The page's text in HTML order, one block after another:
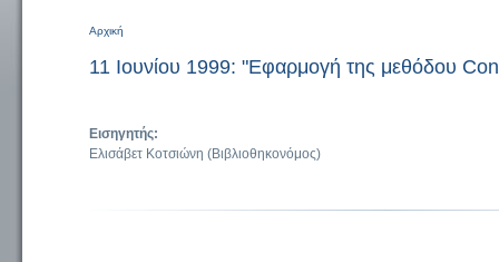
Αρχική
11 Ιουνίου 1999: "Εφαρμογή της μεθόδου
Εισηγητής:
Ελισάβετ Κοτσιώνη (Βιβλιοθηκονόμος)